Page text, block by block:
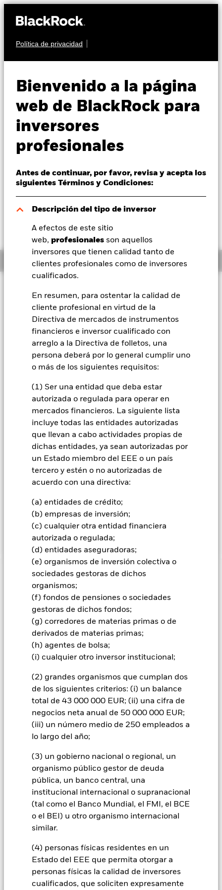
Política de privacidad
Bienvenido a la página
web de BlackRock para
inversores
profesionales
Antes de continuar, por favor, revisa y acepta los
siguientes Términos y Condiciones:
Descripción del tipo de inversor
A efectos de este sitio
web, profesionales son aquellos
inversores que tienen calidad tanto de
clientes profesionales como de inversores
cualificados.
En resumen, para ostentar la calidad de
cliente profesional en virtud de la
Directiva de mercados de instrumentos
financieros e inversor cualificado con
arreglo a la Directiva de folletos, una
persona deberá por lo general cumplir uno
o más de los siguientes requisitos:
(1) Ser una entidad que deba estar
autorizada o regulada para operar en
mercados financieros. La siguiente lista
incluye todas las entidades autorizadas
que llevan a cabo actividades propias de
dichas entidades, ya sean autorizadas por
un Estado miembro del EEE o un país
tercero y estén o no autorizadas de
acuerdo con una directiva:
(a) entidades de crédito;
(b) empresas de inversión;
(c) cualquier otra entidad financiera
autorizada o regulada;
(d) entidades aseguradoras;
(e) organismos de inversión colectiva o
sociedades gestoras de dichos
organismos;
(f) fondos de pensiones o sociedades
gestoras de dichos fondos;
(g) corredores de materias primas o de
derivados de materias primas;
(h) agentes de bolsa;
(i) cualquier otro inversor institucional;
(2) grandes organismos que cumplan dos
de los siguientes criterios: (i) un balance
total de 43 000 000 EUR; (ii) una cifra de
negocios neta anual de 50 000 000 EUR;
(iii) un número medio de 250 empleados a
lo largo del año;
(3) un gobierno nacional o regional, un
organismo público gestor de deuda
pública, un banco central, una
institucional internacional o supranacional
(tal como el Banco Mundial, el FMI, el BCE
o el BEI) u otro organismo internacional
similar.
(4) personas físicas residentes en un
Estado del EEE que permita otorgar a
personas físicas la calidad de inversores
cualificados, que soliciten expresamente
Perspectivas
Visión de mercado
Educación
Profesionales
España
Change location
BlackRock
iShares
Nuestra compañía
Technology Fund
Valor liquidativo a 07 ago 2026
RMB 121,30
RMB 2,09 (1,75%)
Información general
El Fondo tiene por objetivo maximizar la rentabilidad de su
inversión a través de una combinación de crecimiento del
capital y rendimientos de los activos del Fondo, e invirtiendo
de forma coherente con los principios medioambientales,
sociales y de gobierno corporativo (ESG) aplicados a la
inversión. El Fondo invierte al menos el 70 % de sus activos
totales en valores de renta variable (como acciones) de
empresas de todo el mundo cuya actividad económica
o la distribución de tecnologías nuevas y emergentes. El
Fondo se concentrará en aspectos tecnológicos de última
generación, como la inteligencia artificial, la informática, la
automatización, la robótica, los análisis tecnológicos, el
comercio electrónico, los sistemas de pago, las
telecomunicaciones y el diseño generativo. En condiciones
normales del mercado, el Fondo invertirá en valores de renta
variable de empresas de elevada, mediana y pequeña
capitalización bursátil (la capitalización bursátil se obtiene
multiplicando la cotización bursátil de la empresa por el
mayor parte de las inversiones del Fondo se haga en
empresas establecidas en mercados desarrollados de todo el
mundo, el Fondo también podrá invertir en mercados
emergentes.
INFORMACIÓN IMPORTANTE: Capital en Riesgo.
de las inversiones y los ingresos derivados de ellas pueden
subir o bajar, y no están garantizados. Es posible que los
inversores no recuperen la cantidad invertida originalmente.
Todas las clases de acciones con cobertura de divisas de este
fondo utilizan derivados para cubrir el riesgo de divisas. El
uso de derivados para una clase de acciones podría conllevar
un posible riesgo de contagio (también denominado «spill-
gestora del fondo se asegurará de que se dispone de los
procedimientos adecuados para minimizar el riesgo de
contagio a otras clases de acciones. En el menú desplegable
listado de todas las clases de acciones del fondo: las clases de
acciones con cobertura de divisas se identifican mediante la
palabra «Hedged» en su nombre. Además, el listado
divisas está disponible mediante solicitud a la sociedad
gestora del fondo.
En la medida en que el Fondo opere en préstamos de valores
para reducir los gastos, el propio Fondo percibirá el 62,5% de
los ingresos asociadas que se generen, y el 37,5% restante se
recibirá por BlackRock en calidad de agente de préstamo de
valores. Debido a que el reparto de los ingresos por préstamos
Fondo, esto ha quedado excluido de los gastos corrientes.
Mostrar menos